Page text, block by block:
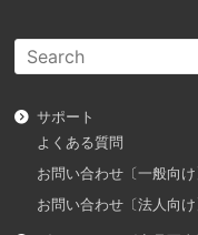
サポート
よくある質問
お問い合わせ〔一般向け
お問い合わせ〔法人向け